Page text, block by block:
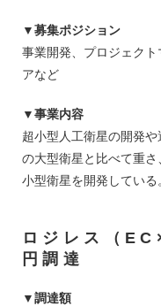
▼募集ポジション
事業開発、プロジェク
アなど
▼事業内容
超小型人工衛星の開発
の大型衛星と比べて重
小型衛星を開発している
ロジレス（
円調達
▼調達額